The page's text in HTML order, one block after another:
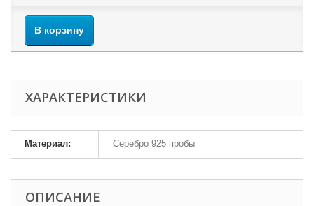
В корзину
ХАРАКТЕРИСТИКИ
Материал: Серебро 925 пробы
ОПИСАНИЕ